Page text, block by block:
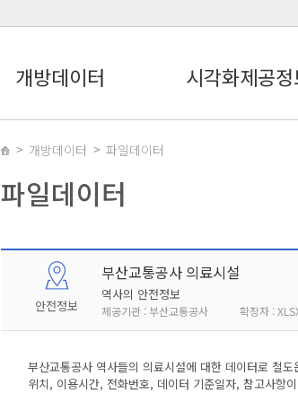
개방데이터 시각화제공
개방데이터 파일데이터
파일데이터
안전정보
부산교통공사 의료시설
역사의 안전정보
제공기관 : 부산교통공사 확장자 :
부산교통공사 역사들의 의료시설에 대한 데이터로 철
위치, 이용시간, 전화번호, 데이터 기준일자, 참고사항